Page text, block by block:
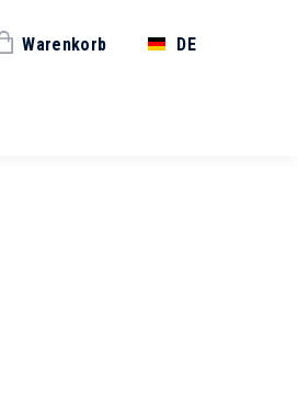
Warenkorb DE